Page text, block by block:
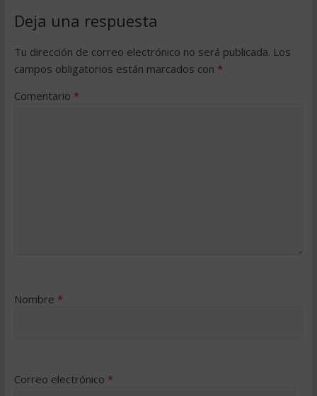
Deja una respuesta
Tu dirección de correo electrónico no será publicada. Los
campos obligatorios están marcados con *
Comentario *
Nombre *
Correo electrónico *